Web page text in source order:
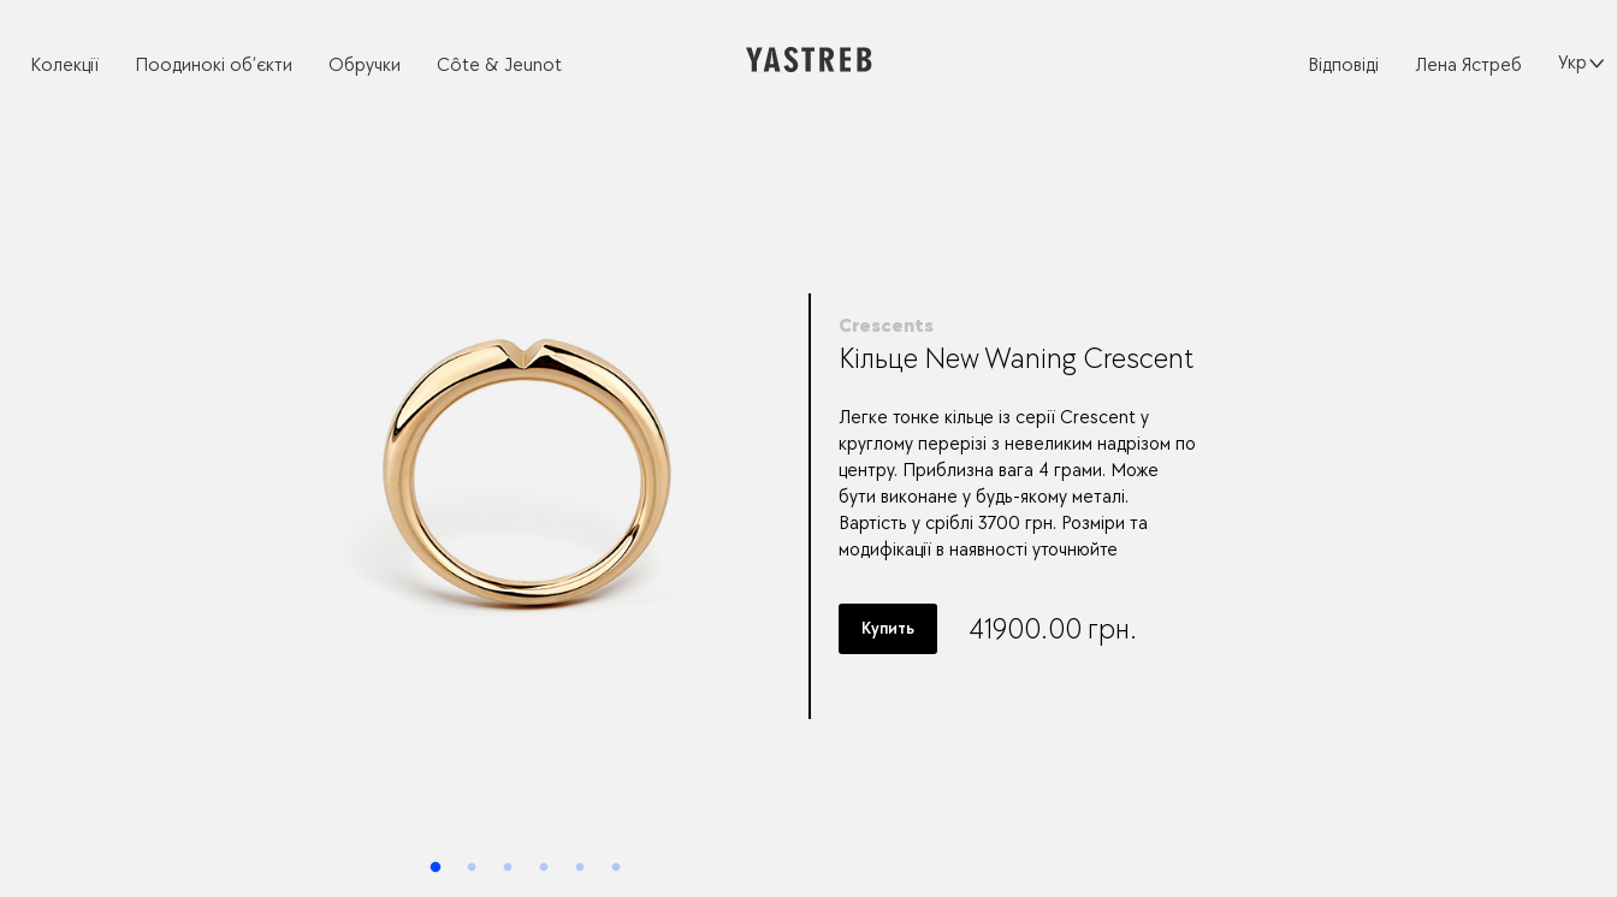
Колекції Поодинокі об’єкти Обручки Côte & Jeunot Відповіді Лена Ястреб
Crescents
Кільце New Waning Crescent
Легке тонке кільце із серії Crescent у
круглому перерізі з невеликим надрізом по
центру. Приблизна вага 4 грами. Може
бути виконане у будь-якому металі.
Вартість у сріблі 3700 грн. Розміри та
модифікації в наявності уточнюйте
Купить 41900.00 грн.